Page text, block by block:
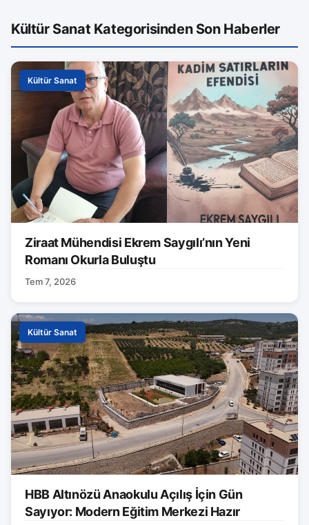
Kültür Sanat Kategorisinden Son Haberler
Kültür Sanat
Ziraat Mühendisi Ekrem Saygılı’nın Yeni
Romanı Okurla Buluştu
Tem 7, 2026
Kültür Sanat
HBB Altınözü Anaokulu Açılış İçin Gün
Sayıyor: Modern Eğitim Merkezi Hazır